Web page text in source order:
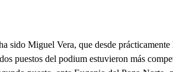
sido Miguel Vera, que desde
puestos del podium estuvieron más